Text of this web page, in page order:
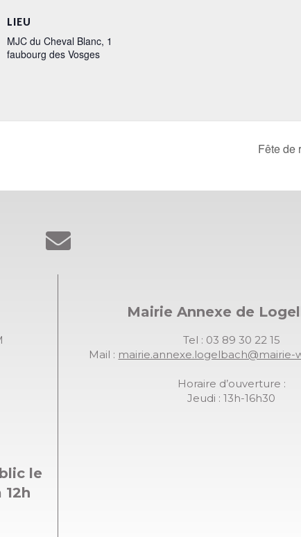
LIEU
MJC du Cheval Blanc, 1
faubourg des Vosges
Fête de
le
Mairie Annexe de
Tel : 03 89 30 22 15
Mail : mairie.annexe.logelbach@mairie-
Horaire d’ouverture :
Jeudi : 13h-16h30